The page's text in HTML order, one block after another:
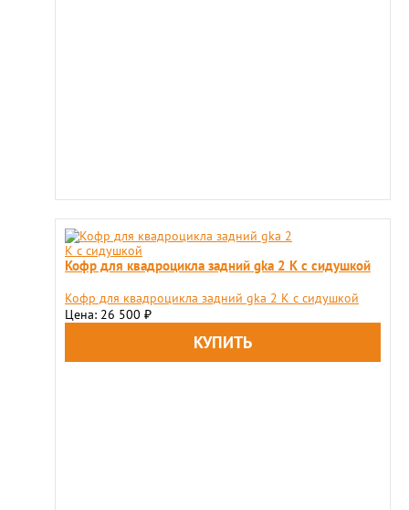
Кофр для квадроцикла задний gka 2 K с сидушкой
Кофр для квадроцикла задний gka 2 K с сидушкой
Цена: 26 500 ₽